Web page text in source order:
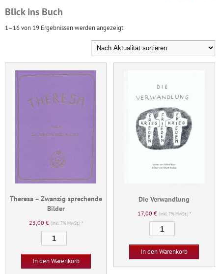
Blick ins Buch
1–16 von 19 Ergebnissen werden angezeigtNach
Aktualität
sortiert
Theresa – Zwanzig sprechende
Bilder
23,00 € (inkl. 7% MwSt.) *
-
Zwanzig
sprechende
In den Warenkorb
Die Verwandlung
17,00 € (inkl. 7% MwSt.) *
Verwandlung
Menge
In den Warenkorb